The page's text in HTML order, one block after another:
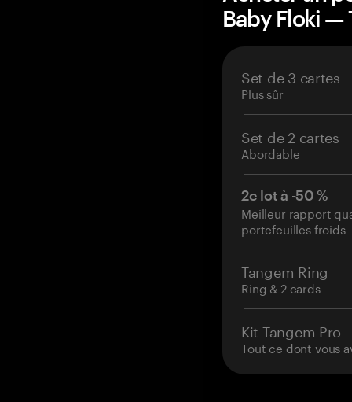
Baby Floki —
Set de 3 cartes
Plus sûr
Set de 2 cartes
Abordable
2e lot à -50 %
Meilleur rapport
portefeuilles froids
Tangem Ring
Ring & 2 cards
Kit Tangem Pro
Tout ce dont vous